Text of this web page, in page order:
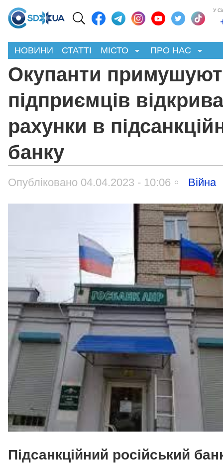
У
НОВИНИ СТАТТІ МІСТО ПРО НАС
Окупанти
підприємців
рахунки в
банку
Опубліковано 04.04.2023 - 10:06 Війна
Підсанкційний російський